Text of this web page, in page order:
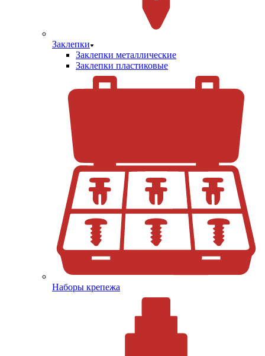
Заклепки
Заклепки металлические
Заклепки пластиковые
Наборы крепежа